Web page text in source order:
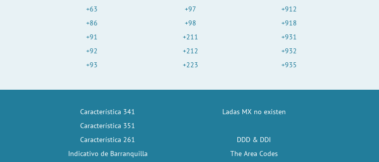
+63
+86
+91
+92
+93
+97
+98
+211
+212
+223
+912
+918
+931
+932
+935
Característica 341
Característica 351
Característica 261
Indicativo de Barranquilla
Ladas MX no existen
DDD & DDI
The Area Codes